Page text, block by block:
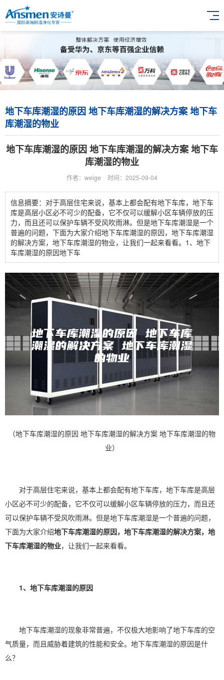
地下车库潮湿的原因 地下车库潮湿的解决方案 地下车
库潮湿的物业
地下车库潮湿的原因 地下车库潮湿的解决方案 地下车
库潮湿的物业
作者：weige 时间：2025-09-04
信息摘要：对于高层住宅来说，基本上都会配有地下车库，地下车
库是高层小区必不可少的配备，它不仅可以缓解小区车辆停放的压
力，而且还可以保护车辆不受风吹雨淋。但是地下车库潮湿是一个
普遍的问题，下面为大家介绍地下车库潮湿的原因，地下车库潮湿
的解决方案，地下车库潮湿的物业，让我们一起来看看。1、地下
车库潮湿的原因地下车
（地下车库潮湿的原因 地下车库潮湿的解决方案 地下车库潮湿的物
业）
对于高层住宅来说，基本上都会配有地下车库，地下车库是高层
小区必不可少的配备，它不仅可以缓解小区车辆停放的压力，而且还
可以保护车辆不受风吹雨淋。但是地下车库潮湿是一个普遍的问题，
下面为大家介绍地下车库潮湿的原因，地下车库潮湿的解决方案，地
下车库潮湿的物业，让我们一起来看看。
1、地下车库潮湿的原因
地下车库潮湿的现象非常普遍，不仅极大地影响了地下车库的空
气质量，而且威胁着建筑的性能和安全。地下车库潮湿的原因是什
么？